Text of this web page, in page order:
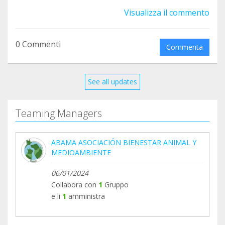
iniciativa y apoyo en estos duros días
Llenemos la escuela de solidaridad con los más
¡Ayúdanos a ayudar!
#IFMadrid
#IFToledo
#IFAvila
#ABAMA
Visualizza il commento
0 Commenti Commenta
See all updates
Teaming Managers
ABAMA ASOCIACIÓN BIENESTAR ANIMAL Y
MEDIOAMBIENTE
06/01/2024
Collabora con 1 Gruppo
e li 1 amministra